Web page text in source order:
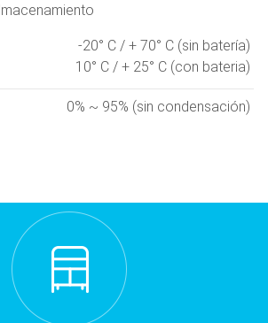
-20° C / + 70° C (sin batería)
10° C / + 25° C (con bateria)
0% ~ 95% (sin condensación)